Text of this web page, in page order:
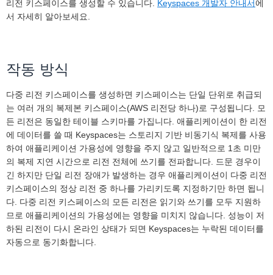
리전 키스페이스를 생성할 수 있습니다. Keyspaces 개발자 안내서에
서 자세히 알아보세요.
작동 방식
다중 리전 키스페이스를 생성하면 키스페이스는 단일 단위로 취급되
는 여러 개의 복제본 키스페이스(AWS 리전당 하나)로 구성됩니다. 모
든 리전은 동일한 테이블 스키마를 가집니다. 애플리케이션이 한 리전
에 데이터를 쓸 때 Keyspaces는 스토리지 기반 비동기식 복제를 사용
하여 애플리케이션 가용성에 영향을 주지 않고 일반적으로 1초 미만
의 복제 지연 시간으로 리전 전체에 쓰기를 전파합니다. 드문 경우이
긴 하지만 단일 리전 장애가 발생하는 경우 애플리케이션이 다중 리전
키스페이스의 정상 리전 중 하나를 가리키도록 지정하기만 하면 됩니
다. 다중 리전 키스페이스의 모든 리전은 읽기와 쓰기를 모두 지원하
므로 애플리케이션의 가용성에는 영향을 미치지 않습니다. 성능이 저
하된 리전이 다시 온라인 상태가 되면 Keyspaces는 누락된 데이터를
자동으로 동기화합니다.